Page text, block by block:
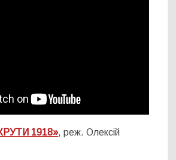
1918», реж. Олексій